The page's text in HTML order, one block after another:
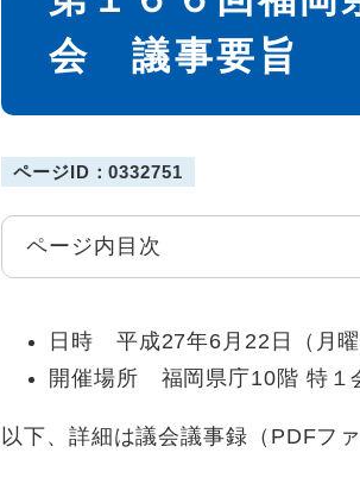
会 議事要旨
ページID：0332751
ページ内目次
日時 平成27年6月22日（月
開催場所 福岡県庁10階 特１
以下、詳細は議会議事録（PDFファ